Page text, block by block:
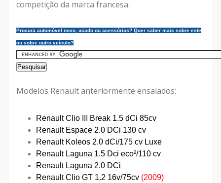
competição da marca francesa.
Procura automóvel novo, usado ou acessórios? Quer saber mais sobre este
ou sobre outro veículo?
Modelos Renault anteriormente ensaiados:
Renault Clio III Break 1.5 dCi 85cv
Renault Espace 2.0 DCi 130 cv
Renault Koleos 2.0 dCi/175 cv Luxe
Renault Laguna 1.5 Dci eco²/110 cv
Renault Laguna 2.0 DCi
Renault Clio GT 1.2 16v/75cv (2009)